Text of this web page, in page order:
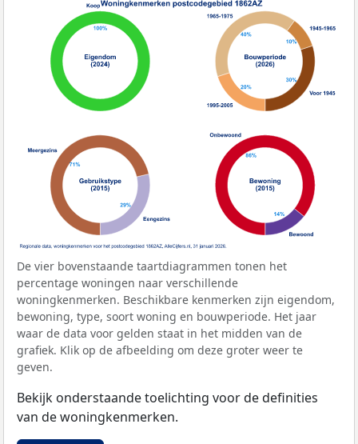
De vier bovenstaande taartdiagrammen tonen het
percentage woningen naar verschillende
woningkenmerken. Beschikbare kenmerken zijn eigendom,
bewoning, type, soort woning en bouwperiode. Het jaar
waar de data voor gelden staat in het midden van de
grafiek. Klik op de afbeelding om deze groter weer te
geven.
Bekijk onderstaande toelichting voor de definities
van de woningkenmerken.